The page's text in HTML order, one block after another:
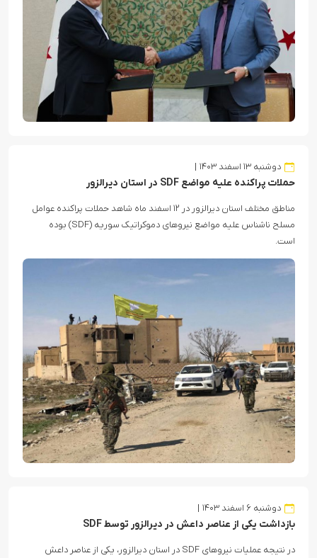
دوشنبه ۱۳ اسفند ۱۴۰۳
حملات پراکنده علیه مواضع SDF در استان دیرالزور
مناطق مختلف استان دیرالزور در ۱۲ اسفند ماه شاهد حملات پراکنده عوامل
مسلح ناشناس علیه مواضع نیروهای دموکراتیک سوریه (SDF) بوده
است.
دوشنبه ۶ اسفند ۱۴۰۳
بازداشت یکی از عناصر داعش در دیرالزور توسط SDF
در نتیجه عملیات نیروهای SDF در استان دیرالزور، یکی از عناصر داعش